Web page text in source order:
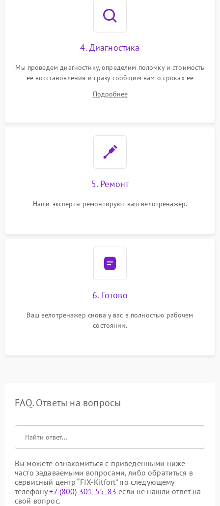
4. Диагностика
Мы проведем диагностику, определим поломку и стоимость
ее восстановления и сразу сообщим вам о сроках ее
Подробнее
5. Ремонт
Наши эксперты ремонтируют ваш велотренажер.
6. Готово
Ваш велотренажер снова у вас в полностью рабочем
состоянии.
FAQ. Ответы на вопросы
Вы можете ознакомиться с приведенными ниже
часто задаваемыми вопросами, либо обратиться в
сервисный центр “FIX-Kitfort” по следующему
телефону+7 (800) 301-55-83 если не нашли ответ на
свой вопрос.